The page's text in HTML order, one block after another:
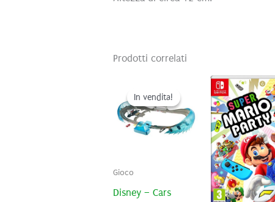
Prodotti correlati
In vendita!
In vendita!
Gioco
Disney – Cars